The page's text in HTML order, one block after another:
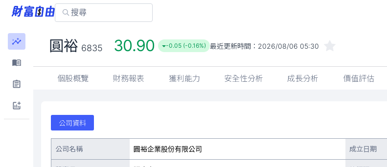
圓裕 6835 30.90 -0.05 (-0.16%) 最近更新時間： 2026/08/06 05:30
個股概覽 財務報表 獲利能力 安全性分析 成長分析 價值評估
公司資料
公司名稱 圓裕企業股份有限公司 成立日期